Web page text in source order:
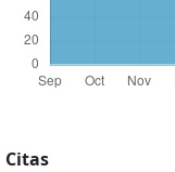
Citas